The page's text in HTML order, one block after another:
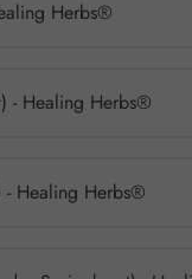
Herbs®
- Healing Herbs®
- Healing Herbs®